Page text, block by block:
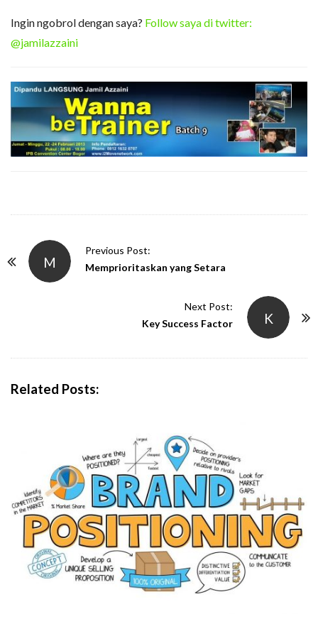
Ingin ngobrol dengan saya? Follow saya di twitter:
@jamilazzaini
M
Previous Post:
Memprioritaskan yang Setara
K
Next Post:
Key Success Factor
Related Posts: